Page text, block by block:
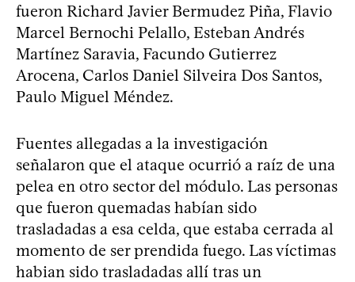
fueron Richard Javier Bermudez Piña, Flavio
Marcel Bernochi Pelallo, Esteban Andrés
Martínez Saravia, Facundo Gutierrez
Arocena, Carlos Daniel Silveira Dos Santos,
Paulo Miguel Méndez.
Fuentes allegadas a la investigación
señalaron que el ataque ocurrió a raíz de una
pelea en otro sector del módulo. Las personas
que fueron quemadas habían sido
trasladadas a esa celda, que estaba cerrada al
momento de ser prendida fuego. Las víctimas
habian sido trasladadas allí tras un